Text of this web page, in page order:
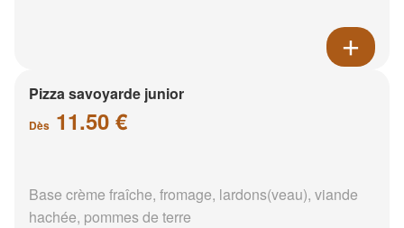
Pizza savoyarde junior
Dès 11.50 €
Base crème fraîche, fromage, lardons(veau), viande
hachée, pommes de terre